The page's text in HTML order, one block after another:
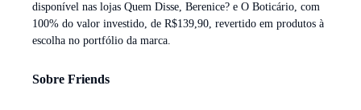
disponível nas lojas Quem Disse, Berenice? e O Boticário, com
100% do valor investido, de R$139,90, revertido em produtos à
escolha no portfólio da marca.
Sobre Friends